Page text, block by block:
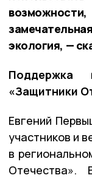
экология, —
«Защитники
Евгений
участников и
в
Отечества».